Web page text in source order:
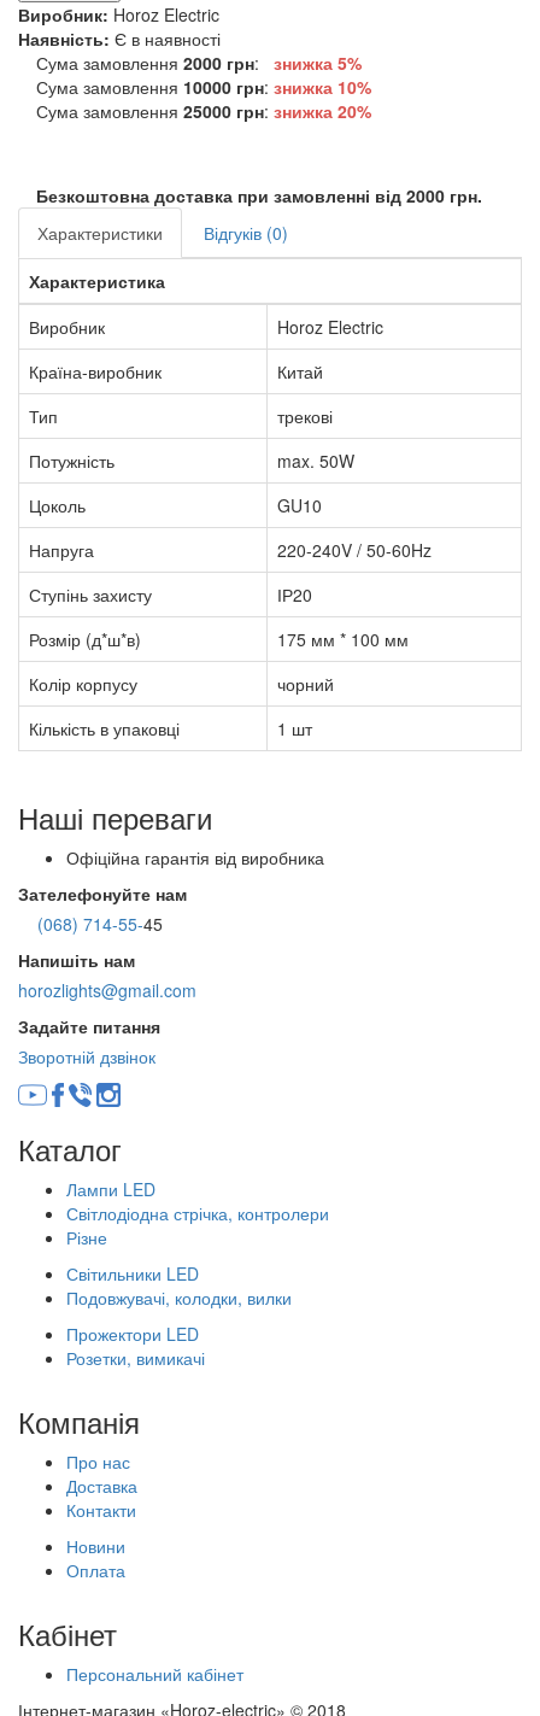
Виробник: Horoz Electric
Наявність: Є в наявності
Сума замовлення 2000 грн:
знижка 5%
Сума замовлення 10000 грн: знижка 10%
Сума замовлення 25000 грн: знижка 20%
Безкоштовна доставка при замовленні від 2000 грн.
Характеристики
Відгуків (0)
Характеристика
Виробник
Horoz Electric
Країна-виробник
Китай
Тип
трекові
Потужність
max. 50W
Цоколь
GU10
Напруга
220-240V / 50-60Hz
Ступінь захисту
ІР20
Розмір (д*ш*в)
175 мм * 100 мм
Колір корпусу
чорний
Кількість в упаковці
1 шт
Наші переваги
Офіційна гарантія від виробника
Зателефонуйте нам
(068) 714-55-45
Напишіть нам
horozlights@gmail.com
Задайте питання
Зворотній дзвінок
Каталог
Лампи LED
Світлодіодна стрічка, контролери
Різне
Світильники LED
Подовжувачі, колодки, вилки
Прожектори LED
Розетки, вимикачі
Компанія
Про нас
Доставка
Контакти
Новини
Оплата
Кабінет
Персональний кабінет
Інтернет-магазин «Horoz-electric» © 2018